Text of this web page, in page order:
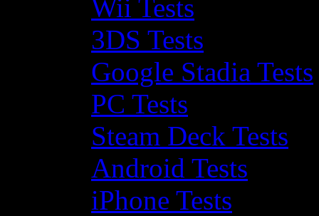
Wii Tests
3DS Tests
Google Stadia Tests
PC Tests
Steam Deck Tests
Android Tests
iPhone Tests